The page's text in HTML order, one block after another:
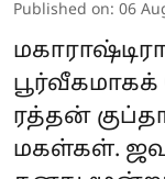
Published on: 06
ரத்தன்
மகள்கள்.